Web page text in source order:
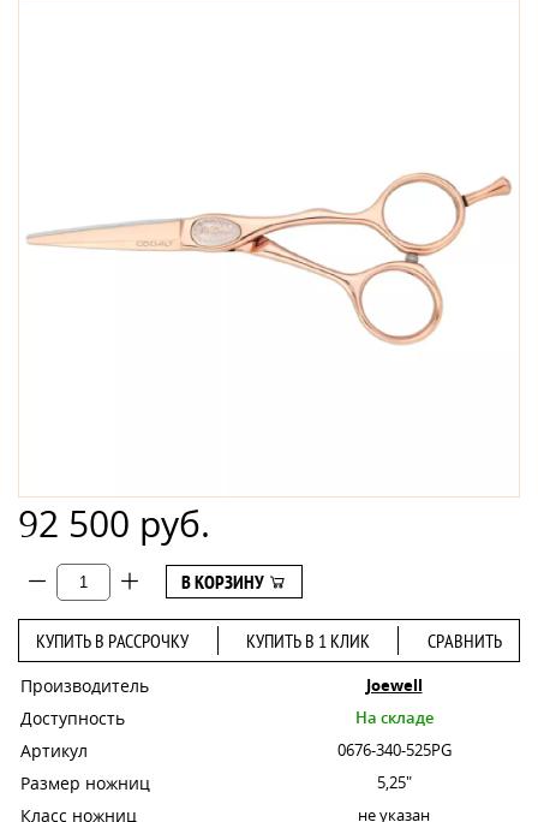
92 500 руб.
В КОРЗИНУ
КУПИТЬ В РАССРОЧКУ КУПИТЬ В 1 КЛИК СРАВНИТЬ
Производитель Joewell
Доступность На складе
Артикул 0676-340-525PG
Размер ножниц 5,25"
Класс ножниц не указан